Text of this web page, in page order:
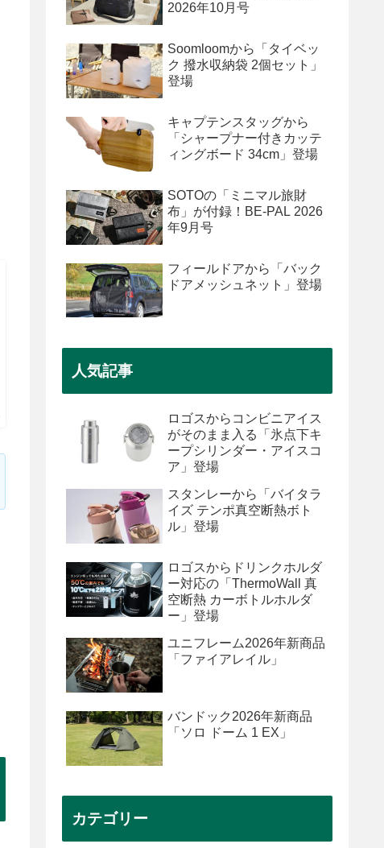
2026年10月号
Soomloomから「タイベッ
ク 撥水収納袋 2個セット」
登場
キャプテンスタッグから
「シャープナー付きカッテ
ィングボード 34cm」登場
SOTOの「ミニマル旅財
布」が付録！BE-PAL 2026
年9月号
フィールドアから「バック
ドアメッシュネット」登場
人気記事
ロゴスからコンビニアイス
がそのまま入る「氷点下キ
ープシリンダー・アイスコ
ア」登場
スタンレーから「バイタラ
イズ テンポ真空断熱ボト
ル」登場
ロゴスからドリンクホルダ
ー対応の「ThermoWall 真
空断熱 カーボトルホルダ
ー」登場
ユニフレーム2026年新商品
「ファイアレイル」
バンドック2026年新商品
「ソロ ドーム 1 EX」
カテゴリー